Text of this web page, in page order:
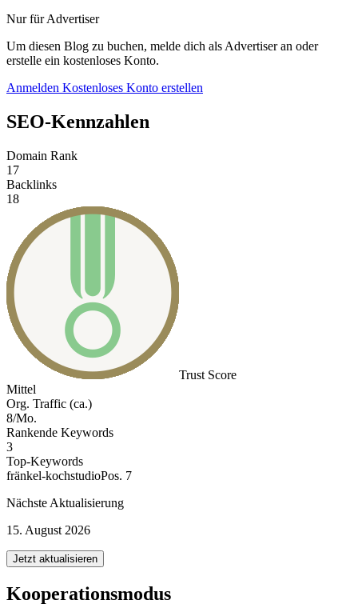
Nur für Advertiser
Um diesen Blog zu buchen, melde dich als Advertiser an oder
erstelle ein kostenloses Konto.
Anmelden Kostenloses Konto erstellen
SEO-Kennzahlen
Domain Rank
17
Backlinks
18
Trust Score
Mittel
Org. Traffic (ca.)
8/Mo.
Rankende Keywords
3
Top-Keywords
fränkel-kochstudioPos. 7
Nächste Aktualisierung
15. August 2026
Jetzt aktualisieren
Kooperationsmodus